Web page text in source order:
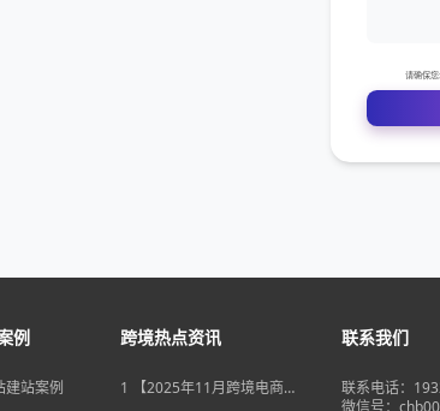
例
建站案例
跨境热点资讯
1 【2025年11月跨境电商大
联系我们
联系电话：